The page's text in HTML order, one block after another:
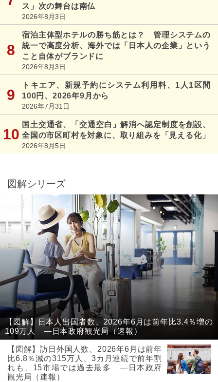
ス」次の舞台は南仏
2026年8月3日
宿泊主体型ホテルの勝ち筋とは？ 管理システムの
統一で高度分析、海外では「日本人の企業」という
こと自体がブランドに
2026年8月3日
トキエア、新規予約にシステム利用料、1人1区間
100円、2026年9月から
2026年7月31日
国土交通省、「交通空白」解消へ認定制度を創設、
全国の市区町村を対象に、取り組みを「見える化」
2026年8月5日
図解シリーズ
【図解】日本人出国者数、2026年6月は前年比3.4％増の
109万人 ―日本政府観光局（速報）
【図解】訪日外国人数、2026年6月は前年
比6.8％減の315万人、3カ月連続で前年割
れも、15市場では過去最多 ―日本政府
観光局（速報）